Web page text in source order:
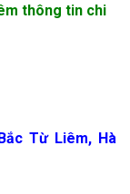
thông tin chi
Từ Liêm, Hà